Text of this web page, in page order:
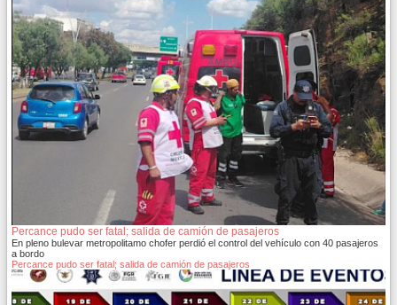
Percance pudo ser fatal; salida de camión de pasajeros
En pleno bulevar metropolitamo chofer perdió el control del vehículo con 40 pasajeros
a bordo
Percance pudo ser fatal; salida de camión de pasajeros